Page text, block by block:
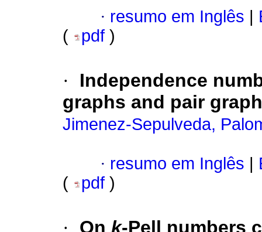
· resumo em Inglês
(
pdf )
·
Independence
graphs and pair
Jimenez-Sepulveda,
· resumo em Inglês
(
pdf )
· On k-Pell numbers